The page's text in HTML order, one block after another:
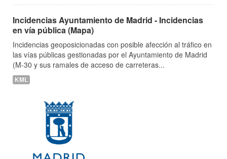
Incidencias Ayuntamiento de Madrid - Incidencias
en vía pública (Mapa)
Incidencias geoposicionadas con posible afección al tráfico en
las vías públicas gestionadas por el Ayuntamiento de Madrid
(M-30 y sus ramales de acceso de carreteras...
KML